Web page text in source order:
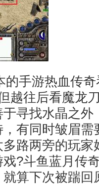
手游热血传奇
越往后看魔龙
寻找水晶之外
有同时皱眉需
路两旁的玩家
?斗鱼蓝月传
算下次被踹回